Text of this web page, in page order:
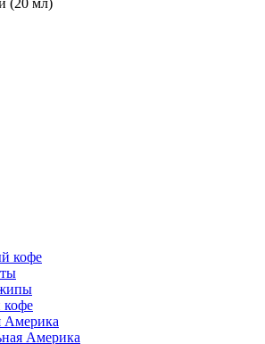
(20 мл)
кофе
Америка
Америка